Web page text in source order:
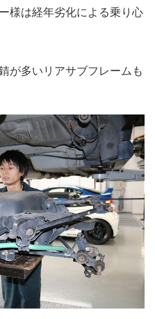
様は経年劣化による乗り心
が多いリアサブフレームも